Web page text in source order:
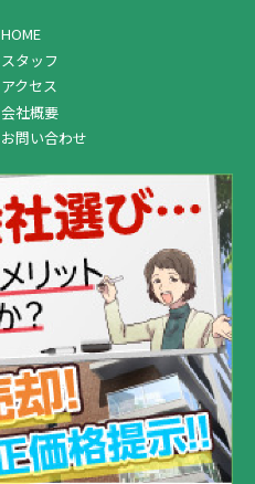
HOME
スタッフ
アクセス
会社概要
お問い合わせ